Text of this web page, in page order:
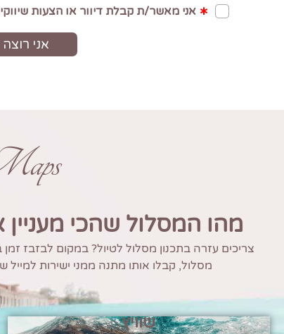
מהו המסלול שהכי מעניין
צריכים עזרה בתכנון מסלול לטיול? במקום לבזבז זמן
מסלול, קבלו אותו מתנה ממני ישירות למייל
שוויץ